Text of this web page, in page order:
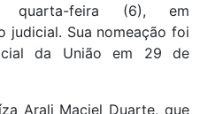
quarta-feira (6), em
judicial. Sua nomeação foi
da União em 29 de
Arali Maciel Duarte, que